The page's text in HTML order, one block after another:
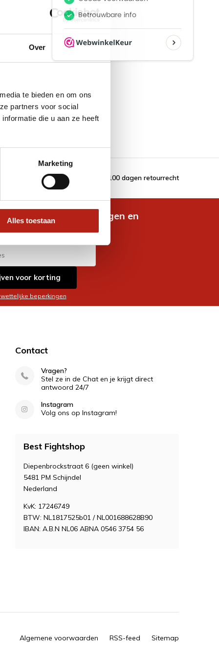
Over
te bieden en om ons
partners voor social
die u aan ze heeft
Marketing
Alles toestaan
100 dagen retourrecht
nieuwste aanbiedingen en
voor korting
beperkingen
Contact
Vragen?
Stel ze in de Chat en je krijgt direct
antwoord 24/7
Instagram
Volg ons op Instagram!
Best Fightshop
Diepenbrockstraat 6 (geen winkel)
5481 PM Schijndel
Nederland
KvK: 17246749
BTW: NL1817525b01 / NL001688628B90
IBAN: A.B.N NL06 ABNA 0546 3754 56
Algemene voorwaarden RSS-feed Sitemap